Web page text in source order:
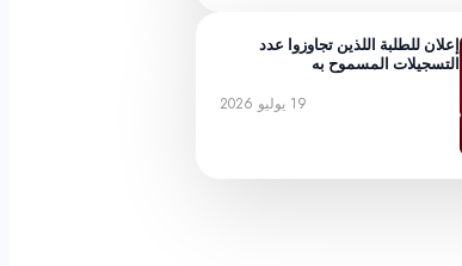
إعلان للطلبة اللذين تجاوزوا عدد
التسجيلات المسموح به
19 يوليو 2026